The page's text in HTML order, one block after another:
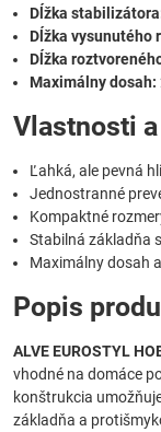
Dĺžka
Dĺžka vysunutého
Dĺžka
Maximálny dosah:
Vlastnosti
Ľahká, ale pevná
Jednostranné
Kompaktné
Stabilná základňa
Maximálny dosah
Popis
ALVE EUROSTYL
vhodné na domáce
konštrukcia
základňa a